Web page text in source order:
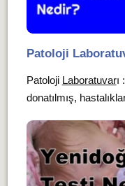
Patoloji
Patoloji Laboratuvarı
donatılmış,